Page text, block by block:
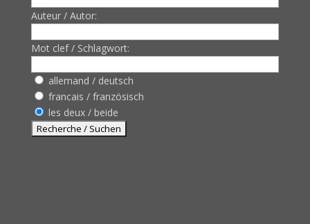
Auteur / Autor:
Mot clef / Schlagwort:
allemand / deutsch
francais / französisch
les deux / beide